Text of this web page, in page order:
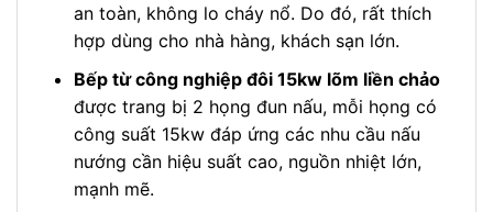
an toàn, không lo cháy nổ. Do đó, rất thích
hợp dùng cho nhà hàng, khách sạn lớn.
Bếp từ công nghiệp đôi 15kw lõm liền chảo
được trang bị 2 họng đun nấu, mỗi họng có
công suất 15kw đáp ứng các nhu cầu nấu
nướng cần hiệu suất cao, nguồn nhiệt lớn,
mạnh mẽ.